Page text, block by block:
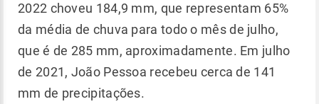
2022 choveu 184,9 mm, que representam 65%
da média de chuva para todo o mês de julho,
que é de 285 mm, aproximadamente. Em julho
de 2021, João Pessoa recebeu cerca de 141
mm de precipitações.